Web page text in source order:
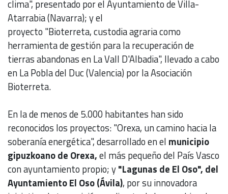
clima", presentado por el Ayuntamiento de Villa-
Atarrabia (Navarra); y el
proyecto "Bioterreta, custodia agraria como
herramienta de gestión para la recuperación de
tierras abandonas en La Vall D'Albadia", llevado a cabo
en La Pobla del Duc (Valencia) por la Asociación
Bioterreta.
En la de menos de 5.000 habitantes han sido
reconocidos los proyectos: "Orexa, un camino hacia la
soberanía energética", desarrollado en el municipio
gipuzkoano de Orexa,el más pequeño del País Vasco
con ayuntamiento propio; y"Lagunas de El Oso", del
Ayuntamiento El Oso (Ávila), por su innovadora